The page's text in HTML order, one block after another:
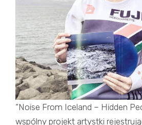
“Noise From Iceland – Hidden
wspólny projekt artystki